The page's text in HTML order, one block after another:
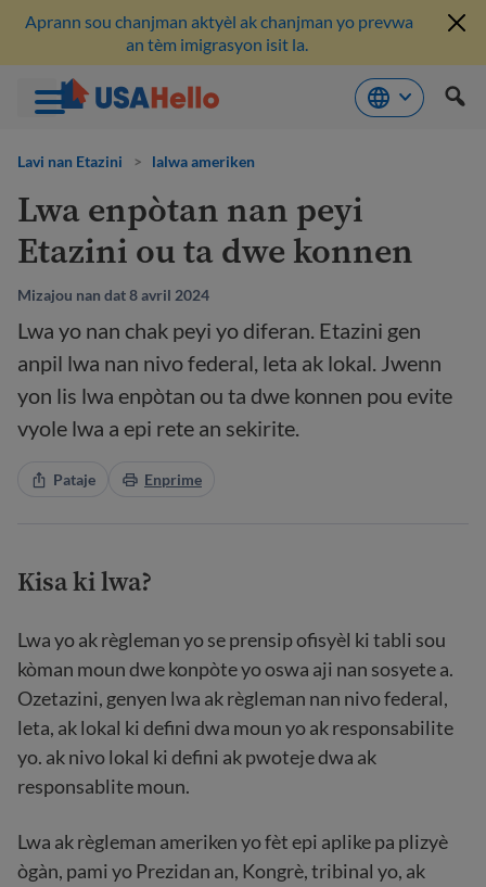
nan
Aprann sou chanjman aktyèl ak chanjman yo prevwa
an tèm imigrasyon isit la.
Lavi nan Etazini > lalwa ameriken
Lwa enpòtan nan peyi
Etazini ou ta dwe konnen
Mizajou nan dat 8 avril 2024
Lwa yo nan chak peyi yo diferan. Etazini gen
anpil lwa nan nivo federal, leta ak lokal. Jwenn
yon lis lwa enpòtan ou ta dwe konnen pou evite
vyole lwa a epi rete an sekirite.
Pataje Enprime
Kisa ki lwa?
Lwa yo ak règleman yo se prensip ofisyèl ki tabli sou
kòman moun dwe konpòte yo oswa aji nan sosyete a.
Ozetazini, genyen lwa ak règleman nan nivo federal,
leta, ak lokal ki defini dwa moun yo ak responsabilite
yo. ak nivo lokal ki defini ak pwoteje dwa ak
responsablite moun.
Lwa ak règleman ameriken yo fèt epi aplike pa plizyè
ògàn, pami yo Prezidan an, Kongrè, tribinal yo, ak